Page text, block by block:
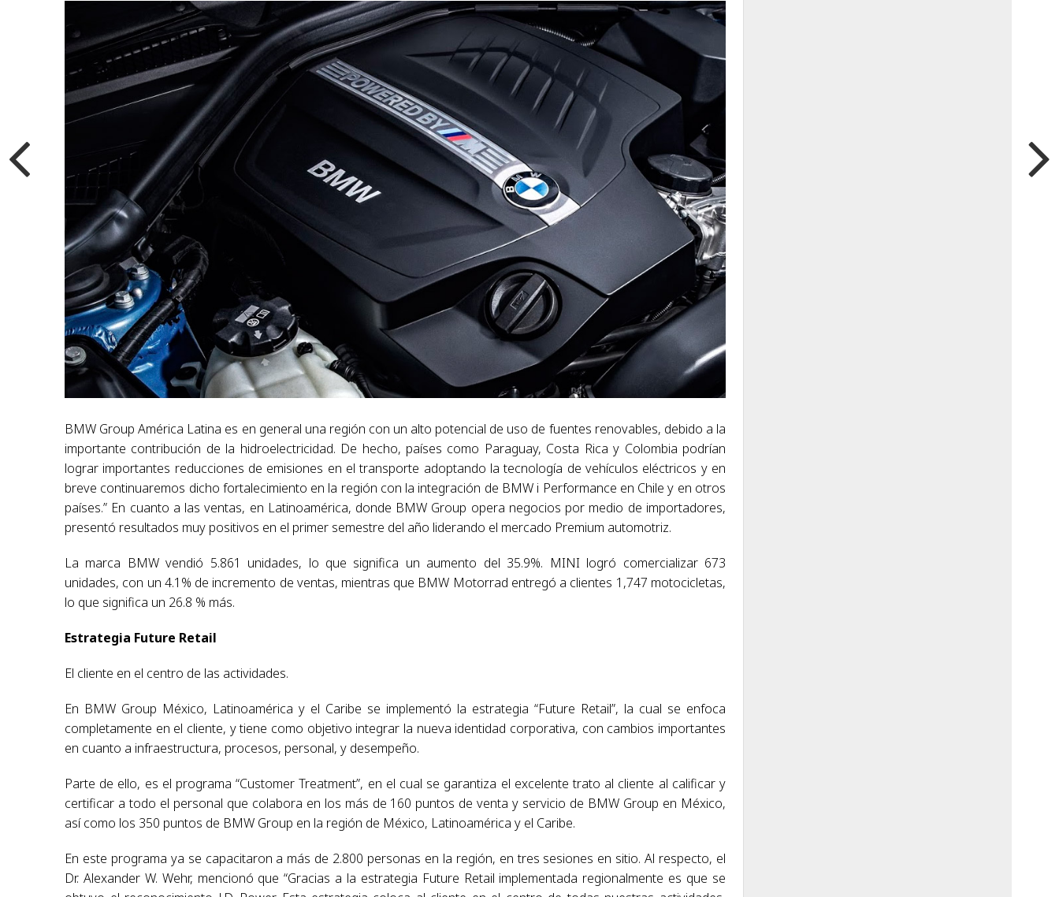
BMW Group América Latina es en general una región con un alto potencial de uso de fuentes renovables, debido a la
importante contribución de la hidroelectricidad. De hecho, países como Paraguay, Costa Rica y Colombia podrían
lograr importantes reducciones de emisiones en el transporte adoptando la tecnología de vehículos eléctricos y en
breve continuaremos dicho fortalecimiento en la región con la integración de BMW i Performance en Chile y en otros
países.” En cuanto a las ventas, en Latinoamérica, donde BMW Group opera negocios por medio de importadores,
presentó resultados muy positivos en el primer semestre del año liderando el mercado Premium automotriz.
La marca BMW vendió 5.861 unidades, lo que significa un aumento del 35.9%. MINI logró comercializar 673
unidades, con un 4.1% de incremento de ventas, mientras que BMW Motorrad entregó a clientes 1,747 motocicletas,
lo que significa un 26.8 % más.
Estrategia Future Retail
El cliente en el centro de las actividades.
En BMW Group México, Latinoamérica y el Caribe se implementó la estrategia “Future Retail”, la cual se enfoca
completamente en el cliente, y tiene como objetivo integrar la nueva identidad corporativa, con cambios importantes
en cuanto a infraestructura, procesos, personal, y desempeño.
Parte de ello, es el programa “Customer Treatment”, en el cual se garantiza el excelente trato al cliente al calificar y
certificar a todo el personal que colabora en los más de 160 puntos de venta y servicio de BMW Group en México,
así como los 350 puntos de BMW Group en la región de México, Latinoamérica y el Caribe.
En este programa ya se capacitaron a más de 2.800 personas en la región, en tres sesiones en sitio. Al respecto, el
Dr. Alexander W. Wehr, mencionó que “Gracias a la estrategia Future Retail implementada regionalmente es que se